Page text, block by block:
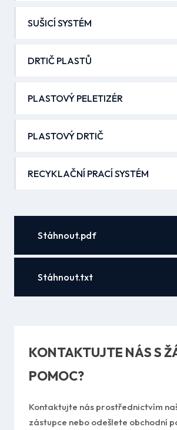
SUŠICÍ SYSTÉM
DRTIČ PLASTŮ
PLASTOVÝ PELETIZÉR
PLASTOVÝ DRTIČ
RECYKLAČNÍ PRACÍ SYSTÉM
Stáhnout.pdf
Stáhnout.txt
KONTAKTUJTE NÁS S
POMOC?
Kontaktujte nás prostřednictvím
zástupce nebo odešlete obchodní